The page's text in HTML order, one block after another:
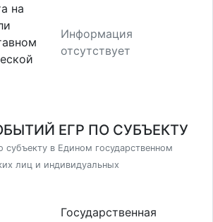
на
Информация
отсутствует
ЕГР ПО СУБЪЕКТУ
в Едином государственном
лиц и индивидуальных
Государственная